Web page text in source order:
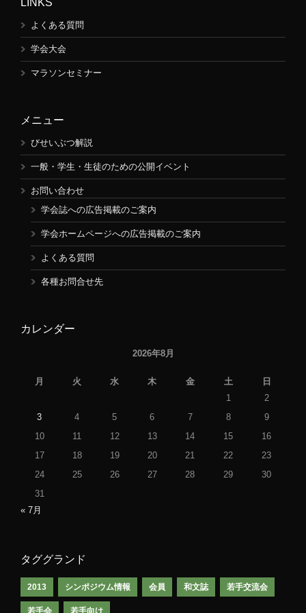
LINKS
よくある質問
学会大会
マラソンセミナー
メニュー
びせいぶつ解説
一般・学生・生徒のための公開イベント
お問い合わせ
学会誌への広告掲載のご案内
学会ホームページへの広告掲載のご案内
よくある質問
各種お問合せ先
カレンダー
2026年8月
月 火 水 木 金 土
日
1
2
3
4 5 6 7 8
9
10
11 12 13 14 15
16
17
18 19 20 21 22
23
24
25 26 27 28 29
30
31
« 7月
タググランド
2013 シンポジウム情報 会員 和文誌 若手交流会